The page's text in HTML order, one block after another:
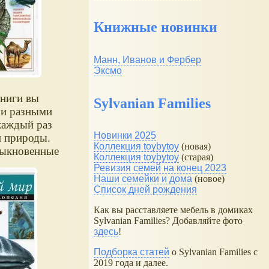
вы
разными
раз
природы.
мира
вы узнаете
порой
факты из
меньших,
с нами на
Книжные новинки
Манн, Иванов и Фербер
Эксмо
Sylvanian Families
Новинки 2025
Коллекция toybytoy (новая)
Коллекция toybytoy (старая)
Ревизия семей на конец 2023
Наши семейки и дома (новое)
Список дней рождения
Как вы расставляете мебель в домиках
Sylvanian Families? Добавляйте фото
здесь!
Подборка статей о Sylvanian Families с
2019 года и далее.